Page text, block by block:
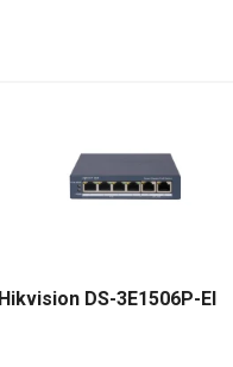
Hikvision DS-3E1506P-EI